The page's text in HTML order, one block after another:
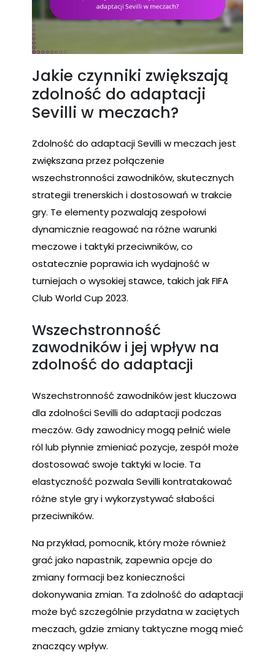
Jakie czynniki zwiększają
zdolność do adaptacji
Sevilli w meczach?
Zdolność do adaptacji Sevilli w meczach jest
zwiększana przez połączenie
wszechstronności zawodników, skutecznych
strategii trenerskich i dostosowań w trakcie
gry. Te elementy pozwalają zespołowi
dynamicznie reagować na różne warunki
meczowe i taktyki przeciwników, co
ostatecznie poprawia ich wydajność w
turniejach o wysokiej stawce, takich jak FIFA
Club World Cup 2023.
Wszechstronność
zawodników i jej wpływ na
zdolność do adaptacji
Wszechstronność zawodników jest kluczowa
dla zdolności Sevilli do adaptacji podczas
meczów. Gdy zawodnicy mogą pełnić wiele
ról lub płynnie zmieniać pozycje, zespół może
dostosować swoje taktyki w locie. Ta
elastyczność pozwala Sevilli kontratakować
różne style gry i wykorzystywać słabości
przeciwników.
Na przykład, pomocnik, który może również
grać jako napastnik, zapewnia opcje do
zmiany formacji bez konieczności
dokonywania zmian. Ta zdolność do adaptacji
może być szczególnie przydatna w zaciętych
meczach, gdzie zmiany taktyczne mogą mieć
znaczący wpływ.